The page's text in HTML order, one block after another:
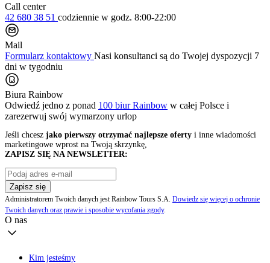
Call center
42 680 38 51 codziennie w godz. 8:00-22:00
Mail
Formularz kontaktowy Nasi konsultanci są do Twojej dyspozycji 7
dni w tygodniu
Biura Rainbow
Odwiedź jedno z ponad 100 biur Rainbow w całej Polsce i
zarezerwuj swój wymarzony urlop
Jeśli chcesz jako pierwszy otrzymać najlepsze oferty i inne wiadomości
marketingowe wprost na Twoją skrzynkę,
ZAPISZ SIĘ NA NEWSLETTER:
Zapisz się
Administratorem Twoich danych jest Rainbow Tours S.A. Dowiedz się więcej o ochronie
Twoich danych oraz prawie i sposobie wycofania zgody.
O nas
Kim jesteśmy